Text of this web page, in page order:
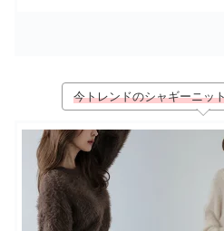
今トレンドのシャギーニッ